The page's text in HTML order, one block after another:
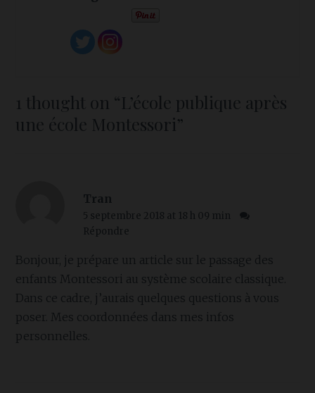
1 thought on “L’école publique après
une école Montessori”
Tran
5 septembre 2018 at 18 h 09 min
Répondre
Bonjour, je prépare un article sur le passage des
enfants Montessori au système scolaire classique.
Dans ce cadre, j’aurais quelques questions à vous
poser. Mes coordonnées dans mes infos
personnelles.